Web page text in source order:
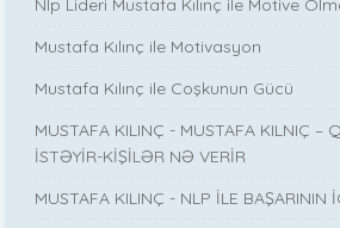
Nlp Lideri Mustafa Kılınç ile Motive
Mustafa Kılınç ile Motivasyon
Mustafa Kılınç ile Coşkunun Gücü
MUSTAFA KILINÇ - MUSTAFA KILNIÇ –
İSTƏYİR-KİŞİLƏR NƏ VERİR
MUSTAFA KILINÇ - NLP İLE BAŞARININ